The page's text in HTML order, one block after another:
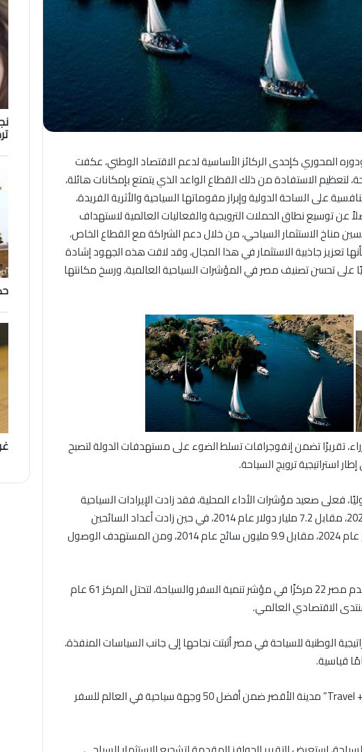
المحوري كإحدى الركائز الأساسية لدعم الاقتصاد الوطني، عكفت
لتعظيم الاستفادة من ذلك القطاع الواعد الذي يتمتع بإمكانات هائلة،
على الساحة الدولية وإبراز مقوماتها السياحية والأثرية الفريدة،
عن توسيع نطاق الحملات الترويجية والفعاليات العالمية لاستهداف
مناخ الاستثمار السياحي، من خلال دعم الشراكة مع القطاع الخاص،
تعزيز جاذبية الاستثمار في هذا المجال، وقد لاقت هذه الجهود إشادة
تحسن تصنيف مصر في المؤشرات السياحية العالمية، ورسخ مكانتها
تقريرًا تضمن إنفوجرافات تسلط الضوء على مستهدفات الدولة لتصبح
استراتيجية ترويج السياحة.
فعلى صعيد مؤشرات الأداء المحلية، فقد زادت الإيرادات السياحية
بأكثر من ضعفين، لتصل إلى 15.3 مليار دولار عام 2024، مقابل 7.2 مليار دولار عام 2014، في حين زادت أعداد السائحين
الوافدين بنسبة 59.6%، لتصل إلى 15.8 مليون سائح عام 2024، مقابل 9.9 مليون سائح عام 2014، ومن المستهدف الوصول
وبشأن رؤية المؤسسات الدولية، أشار التقرير إلى تقدم مصر 22 مركزًا في مؤشر تنمية السفر والسياحة، لتحتل المركز 61 عام
الوطنية للسياحة في مصر أثبتت نجاحها إلى جانب السياسات المنفذة،
قياسية.
ومن جانبها اختارت مجلة السفر والترفيه “Travel + Leisure” مدينة الأقصر ضمن أفضل 50 وجهة سياحية في العالم للسفر